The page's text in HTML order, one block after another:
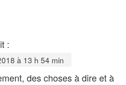
:
à 13 h 54 min
des choses à dire et à